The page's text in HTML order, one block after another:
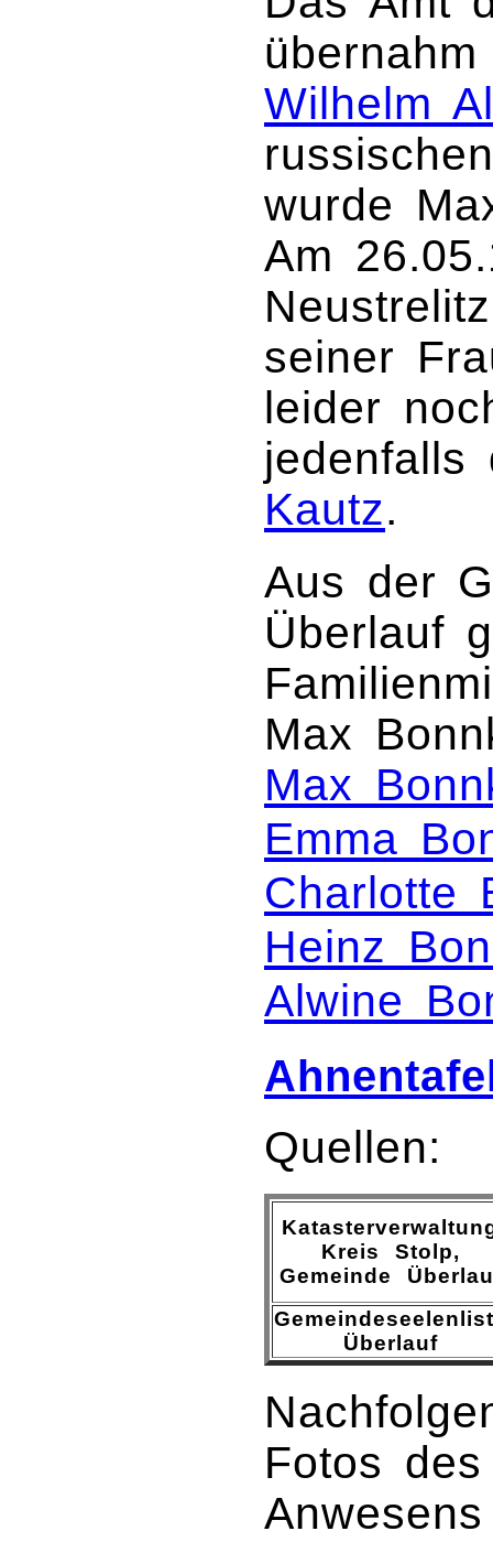
Wilhelm
wurde
Am
seiner
leider
Kautz.
Aus der
Überlauf
Max
Max
Emma
Charlotte
Heinz
Alwine
Quellen:
Kreis Stolp,
Gemeinde
Überlauf
Fotos